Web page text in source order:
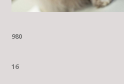
980
16